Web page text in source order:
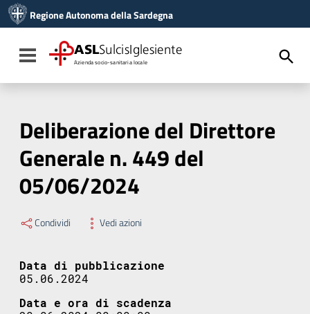
Vai al menu di navigazione
Vai al footer
Regione Autonoma della Sardegna
Toggle navigation
ASLSulcisIglesiente
Azienda socio-sanitaria locale
Deliberazione del Direttore
Generale n. 449 del
05/06/2024
Condividi Vedi azioni
Data di pubblicazione
05.06.2024
Data e ora di scadenza